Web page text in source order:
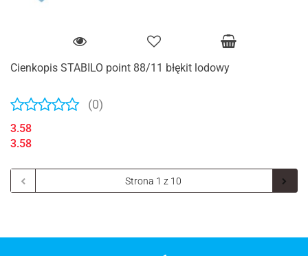
Cienkopis STABILO point 88/11 błękit lodowy
(0)
3.58
3.58